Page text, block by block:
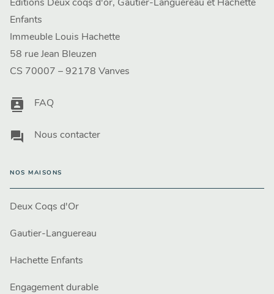
Editions Deux coqs d'or, Gautier-Languereau et Hachette
Enfants
Immeuble Louis Hachette
58 rue Jean Bleuzen
CS 70007 – 92178 Vanves
contacts FAQ
question_answer Nous contacter
NOS MAISONS
Deux Coqs d'Or
Gautier-Languereau
Hachette Enfants
Engagement durable